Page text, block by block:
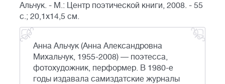
Альчук. - М.: Центр поэтической книги, 2008. - 55
с.; 20,1х14,5 см.
Анна Альчук (Анна Александровна
Михальчук, 1955-2008) — поэтесса,
фотохудожник, перформер. В 1980-е
годы издавала самиздатские журналы